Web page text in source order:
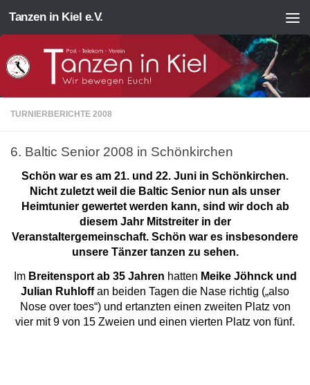
Zum Inhalt springen
Tanzen in Kiel e.V.
TURNIERBERICHTE 2008
6. Baltic Senior 2008 in Schönkirchen
Schön war es am 21. und 22. Juni in Schönkirchen.
Nicht zuletzt weil die Baltic Senior nun als unser
Heimtunier gewertet werden kann, sind wir doch ab
diesem Jahr Mitstreiter in der
Veranstaltergemeinschaft. Schön war es insbesondere
unsere Tänzer tanzen zu sehen.
Im Breitensport ab 35 Jahren hatten Meike Jöhnck und
Julian Ruhloffan beiden Tagen die Nase richtig („also
Nose over toes“) und ertanzten einen zweiten Platz von
vier mit 9 von 15 Zweien und einen vierten Platz von fünf.